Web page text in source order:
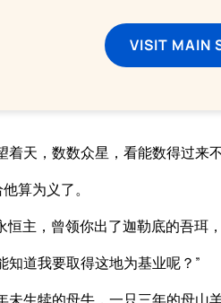
VISIT MAIN
着天，数数众星，看能数得过来
算为义了。
恒主，曾领你出了迦勒底的吾珥
知道我要取得这地为基业呢？”